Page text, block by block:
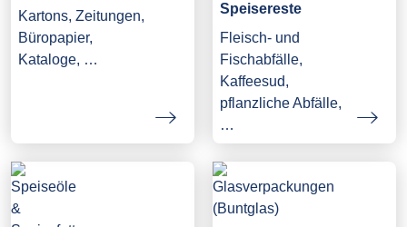
Kartons, Zeitungen,
Büropapier,
Kataloge, …
Speisereste
Fleisch- und
Fischabfälle,
Kaffeesud,
pflanzliche Abfälle,
…